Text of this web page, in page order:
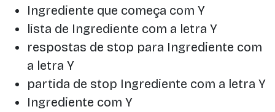
Ingrediente que começa com Y
lista de Ingrediente com a letra Y
respostas de stop para Ingrediente com
a letra Y
partida de stop Ingrediente com a letra Y
Ingrediente com Y